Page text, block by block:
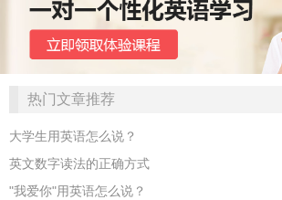
热门文章推荐
大学生用英语怎么说？
英文数字读法的正确方式
"我爱你"用英语怎么说？